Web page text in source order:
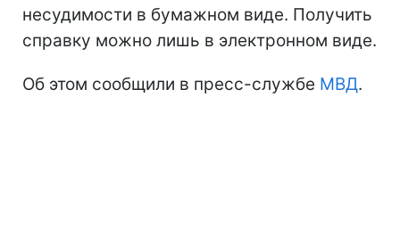
несудимости в бумажном виде. Получить
справку можно лишь в электронном виде.
Об этом сообщили в пресс-службе МВД.